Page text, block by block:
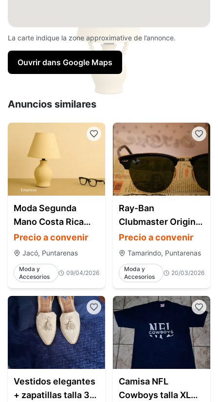
La carte indique la zone approximative de l’annonce.
Ouvrir dans Google Maps
Anuncios similares
Moda Segunda
Mano Costa Rica
Estilo y Ofertas
Precio a convenir
Jacó, Puntarenas
Moda y
Accesorios
09/04/2026
Ray-Ban
Clubmaster Original
en Venta – Estilo
Clásico - Tamarindo
Precio a convenir
Tamarindo, Puntarenas
Moda y
Accesorios
20/03/2026
Vestidos elegantes
+ zapatillas talla 37
Camisa NFL
Cowboys talla XL